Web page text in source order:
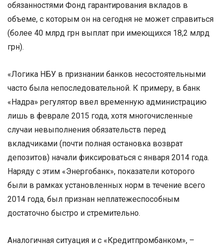
обязанностями Фонд гарантирования вкладов в
объеме, с которым он на сегодня не может справиться
(более 40 млрд грн выплат при имеющихся 18,2 млрд
грн).
«Логика НБУ в признании банков несостоятельными
часто была непоследовательной. К примеру, в банк
«Надра» регулятор ввел временную администрацию
лишь в феврале 2015 года, хотя многочисленные
случаи невыполнения обязательств перед
вкладчиками (почти полная остановка возврат
депозитов) начали фиксироваться с января 2014 года.
Наряду с этим «Энергобанк», показатели которого
были в рамках установленных норм в течение всего
2014 года, был признан неплатежеспособным
достаточно быстро и стремительно.
Аналогичная ситуация и с «Кредитпромбанком», –